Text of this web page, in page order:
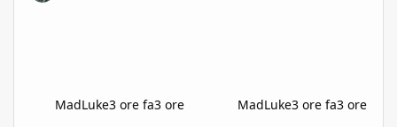
MadLuke3 ore fa3 ore MadLuke3 ore fa3 ore